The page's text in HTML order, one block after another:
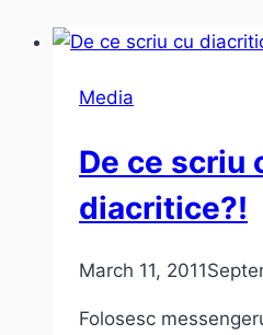
Media
De ce scriu
diacritice?!
March 11, 2011
Folosesc